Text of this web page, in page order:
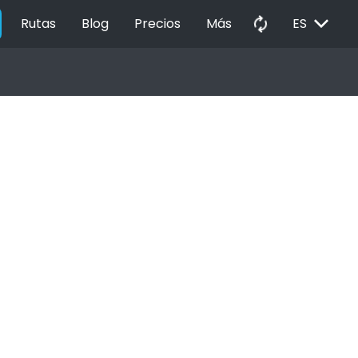
Rutas Blog Precios Más autorenew ES EXPAND_MORE